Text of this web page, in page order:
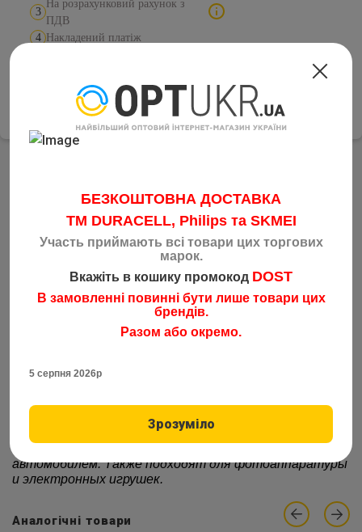
3
На розрахунковий рахунок з
ПДВ
4
Накладений платіж
Відправка товару по Україні будь-яким зручним
перевізником у день замовлення
Батарейка щелочная GP А27
Тип : Щелочная батарейка
Типоразмер : A27
12V
50
Разработаны в соответствии с современными
технологиями и соответствуют самым высоким
автомобилем. Также подходят для фотоаппаратуры
и электронных игрушек.
Аналогічні товари
БЕЗКОШТОВНА ДОСТАВКА
TM DURACELL, Philips та SKMEI
Участь приймають всі товари цих торгових
марок.
Вкажіть в кошику промокод DOST
В замовленні повинні бути лише товари цих
брендів.
Разом або окремо.
5 серпня 2026р
Зрозуміло